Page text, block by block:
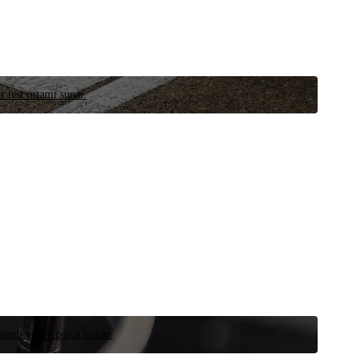
test ortamı sunar.
yedek parça bulun.